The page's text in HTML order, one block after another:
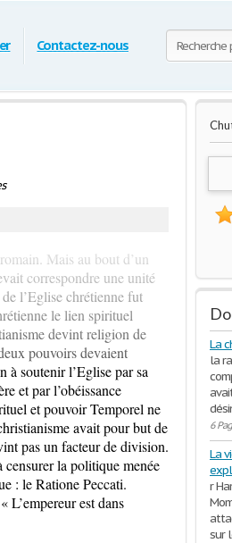
Contactez-nous
Mais au bout d’un
correspondre une unité
l’Eglise chrétienne fut
le lien spirituel
devint religion de
pouvoirs devaient
à soutenir l’Eglise par sa
et par l’obéissance
et pouvoir Temporel ne
avait pour but de
pas un facteur de division.
censurer la politique menée
: le Ratione Peccati.
L’empereur est dans
La
la
6
La
r
sur